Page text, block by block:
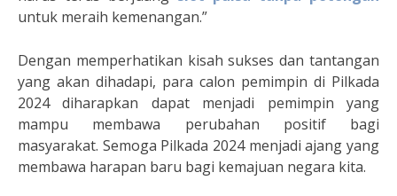
untuk meraih kemenangan.”
Dengan memperhatikan kisah sukses dan tantangan
yang akan dihadapi, para calon pemimpin di Pilkada
2024 diharapkan dapat menjadi pemimpin yang
mampu membawa perubahan positif bagi
masyarakat. Semoga Pilkada 2024 menjadi ajang yang
membawa harapan baru bagi kemajuan negara kita.